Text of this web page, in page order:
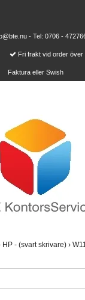
- Tel: 0706 -
Fri frakt vid order över
Faktura eller Swish
HP - (svart skrivare) ›